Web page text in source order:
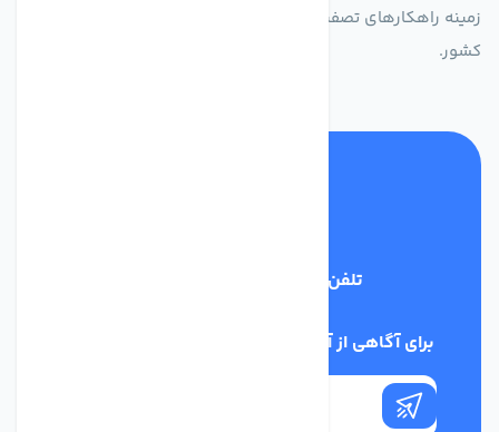
زمینه راهکارهای تصفیه آب و ایفای نقشی کلیدی در حفظ منابع آبی
کشور.
تلفن پشتیبانی
برای آگاهی از آخرین اخبار در خبرنامه ما عضو شوید